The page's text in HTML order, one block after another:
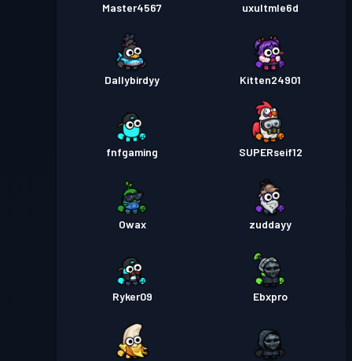
Master4567 uxultmle6d
Dallybirdyy Kitten24901
fnfgaming SUPERseif12
Owax zuddayy
Ryker09 Ebxpro